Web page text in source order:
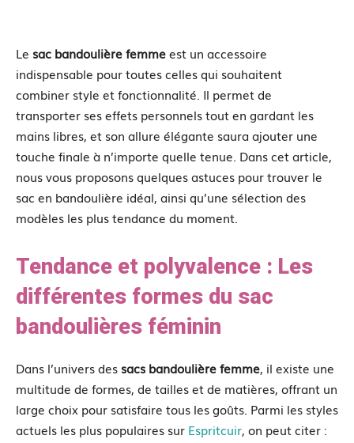
Le sac bandoulière femmeest un accessoire
indispensable pour toutes celles qui souhaitent
combiner style et fonctionnalité. Il permet de
transporter ses effets personnels tout en gardant les
mains libres, et son allure élégante saura ajouter une
touche finale à n’importe quelle tenue. Dans cet article,
nous vous proposons quelques astuces pour trouver le
sac en bandoulière idéal, ainsi qu’une sélection des
modèles les plus tendance du moment.
Tendance et polyvalence : Les
différentes formes du sac
bandoulières féminin
Dans l’univers des sacs bandoulière femme, il existe une
multitude de formes, de tailles et de matières, offrant un
large choix pour satisfaire tous les goûts. Parmi les styles
actuels les plus populaires sur Espritcuir, on peut citer :